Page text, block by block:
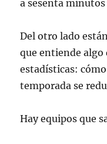
a sesenta
Del otro lado
que entiende algo
estadísticas:
temporada se
Hay equipos que